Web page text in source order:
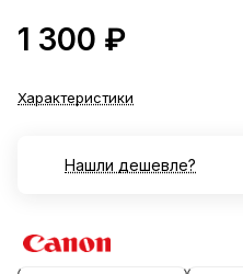
1 300 ₽
Характеристики
Нашли дешевле?